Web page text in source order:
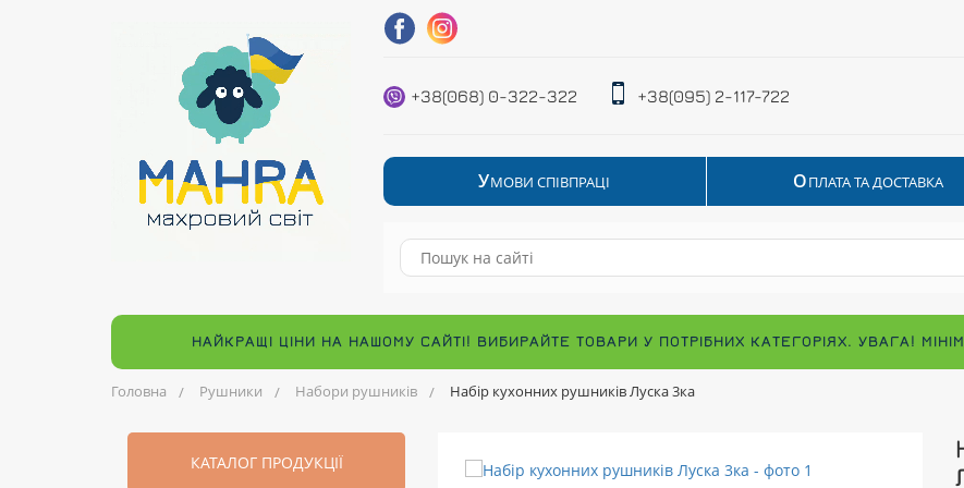
+38(068) 0-322-322 +38(095) 2-117-722
УМОВИ СПІВПРАЦІ ОПЛАТА ТА ДОСТАВКА
НАЙКРАЩІ ЦІНИ НА НАШОМУ САЙТІ! ВИБИРАЙТЕ ТОВАРИ У ПОТРІБНИХ КАТЕГОРІЯХ. УВАГА!
Головна Рушники Набори рушників Набір кухонних рушників Луска 3ка
КАТАЛОГ ПРОДУКЦІЇ